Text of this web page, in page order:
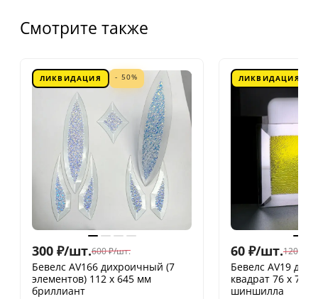
Смотрите также
ЛИКВИДАЦИЯ - 50%
300 ₽/шт.600 ₽/шт.
Бевелс AV166 дихроичный (7
элементов) 112 х 645 мм
бриллиант
ЛИКВИДАЦИЯ
60 ₽/шт.120
Бевелс AV19
квадрат 76 х 76
шиншилла